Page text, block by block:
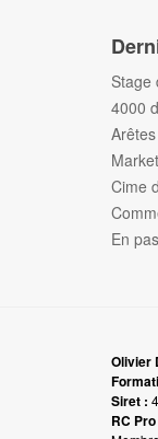
Stage
4000
Cime
En
Olivier
Siret :
RC